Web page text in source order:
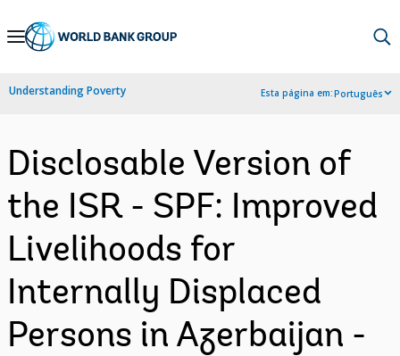
Skip
Navigation
Understanding Poverty Esta página em:Português
Disclosable Version of
the ISR - SPF: Improved
Livelihoods for
Internally Displaced
Persons in Azerbaijan -